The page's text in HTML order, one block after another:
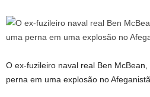
O ex-fuzileiro naval real Ben
perna em uma explosão no